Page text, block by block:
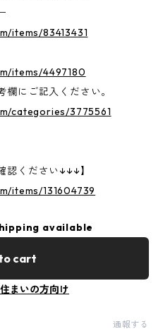
items/83413431
items/4497180
にご記入ください。
categories/3775561
認ください↓↓↓】
items/131604739
available
cart
まいの方向け
通報する